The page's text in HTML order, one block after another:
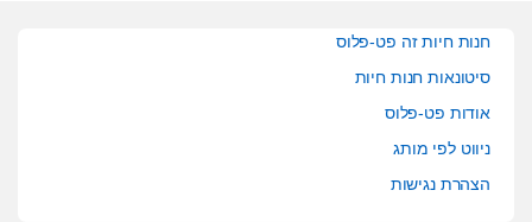
חנות חיות זה פט-פלוס
סיטונאות חנות חיות
אודות פט-פלוס
ניווט לפי מותג
הצהרת נגישות